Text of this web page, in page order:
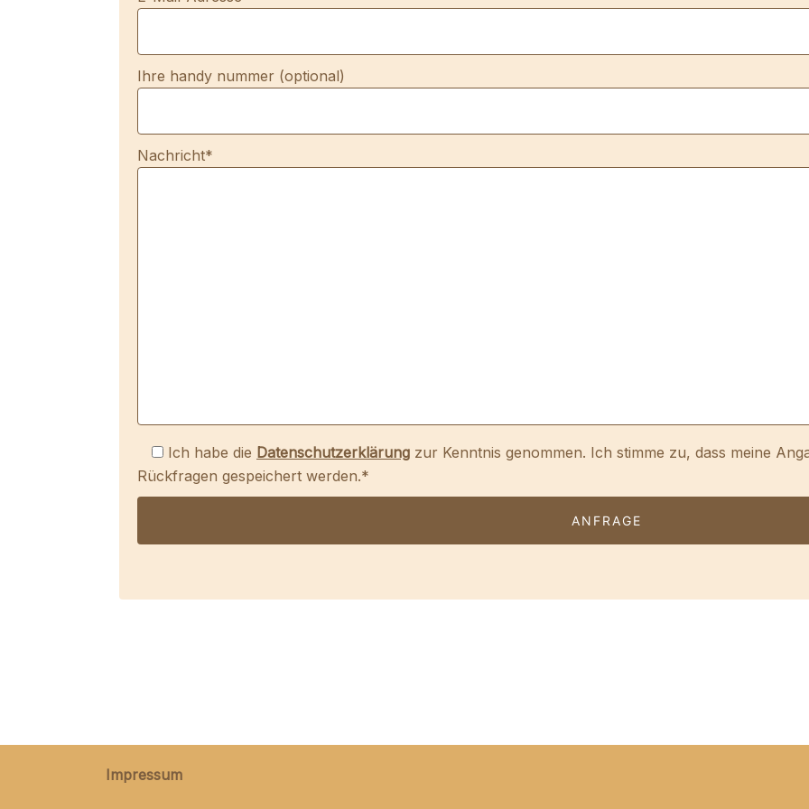
Ihre handy nummer (optional)
Nachricht*
Ich habe die Datenschutzerklärung zur Kenntnis genommen. Ich stimme zu, dass meine
Rückfragen gespeichert werden.*
Impressum